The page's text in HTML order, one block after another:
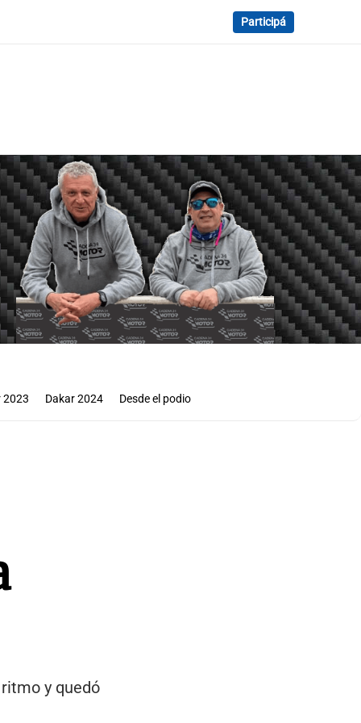
Participá
2023 Dakar 2024 Desde el podio
y quedó